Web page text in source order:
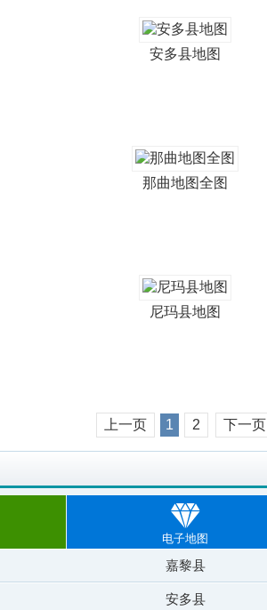
安多县地图
那曲地图全图
尼玛县地图
上一页 1 2 下一页
电子地图
嘉黎县
安多县